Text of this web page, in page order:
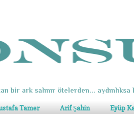
bir ark salınır ötelerden... aydınlıksa
Tamer Arif Şahin Eyüp